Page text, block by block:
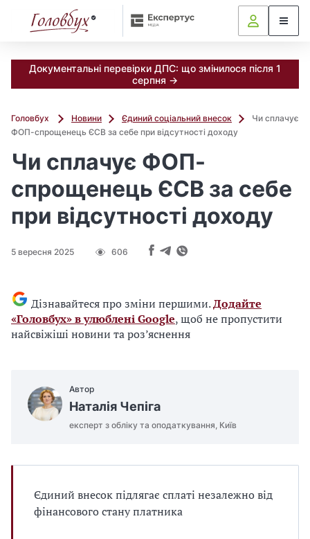
Документальні перевірки ДПС: що змінилося після 1
серпня →
Головбух Новини Єдиний соціальний внесок
Чи сплачує
ФОП-спрощенець ЄСВ за себе при відсутності доходу
Чи сплачує ФОП-
спрощенець ЄСВ за себе
при відсутності доходу
5 вересня 2025 606
Дізнавайтеся про зміни першими.Додайте
«Головбух» в улюблені Google, щоб не пропустити
найсвіжіші новини та роз’яснення
Автор
Наталія Чепіга
експерт з обліку та оподаткування, Київ
Єдиний внесок підлягає сплаті незалежно від
фінансового стану платника